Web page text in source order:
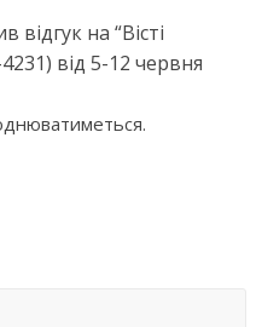
на “Вісті
від 5-12 червня